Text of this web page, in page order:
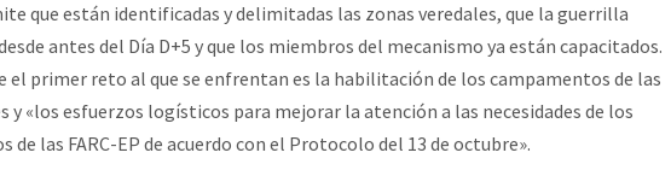
que están identificadas y delimitadas las zonas veredales, que la guerrilla
antes del Día D+5 y que los miembros del mecanismo ya están capacitados.
el primer reto al que se enfrentan es la habilitación de los campamentos de las
y «los esfuerzos logísticos para mejorar la atención a las necesidades de los
las FARC-EP de acuerdo con el Protocolo del 13 de octubre».